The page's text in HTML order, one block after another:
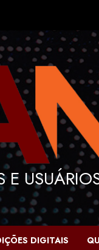
DIGITAIS